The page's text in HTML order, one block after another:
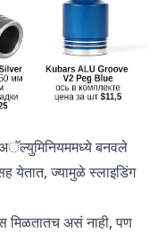
अॅल्युमिनियममध्ये बनवले
येतात, ज्यामुळे स्लाइडिंग
मिळतातच असं नाही, पण